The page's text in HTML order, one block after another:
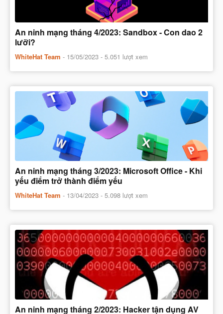
An ninh mạng tháng 4/2023: Sandbox - Con dao 2
lưỡi?
WhiteHat Team - 15/05/2023 - 5.051 lượt xem
An ninh mạng tháng 3/2023: Microsoft Office - Khi
yếu điểm trở thành điểm yếu
WhiteHat Team - 13/04/2023 - 5.098 lượt xem
An ninh mạng tháng 2/2023: Hacker tận dụng AV